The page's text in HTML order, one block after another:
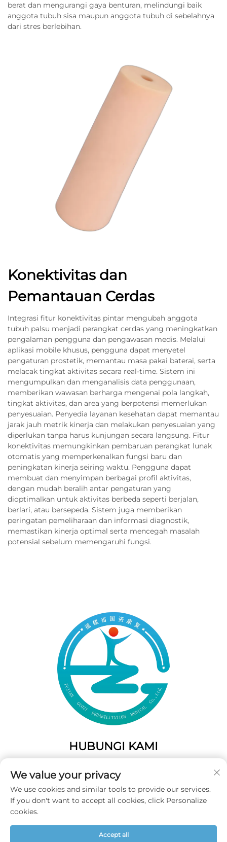
berat dan mengurangi gaya benturan, melindungi baik
anggota tubuh sisa maupun anggota tubuh di sebelahnya
dari stres berlebihan.
Konektivitas dan
Pemantauan Cerdas
Integrasi fitur konektivitas pintar mengubah anggota
tubuh palsu menjadi perangkat cerdas yang meningkatkan
pengalaman pengguna dan pengawasan medis. Melalui
aplikasi mobile khusus, pengguna dapat menyetel
pengaturan prostetik, memantau masa pakai baterai, serta
melacak tingkat aktivitas secara real-time. Sistem ini
mengumpulkan dan menganalisis data penggunaan,
memberikan wawasan berharga mengenai pola langkah,
tingkat aktivitas, dan area yang berpotensi memerlukan
penyesuaian. Penyedia layanan kesehatan dapat memantau
jarak jauh metrik kinerja dan melakukan penyesuaian yang
diperlukan tanpa harus kunjungan secara langsung. Fitur
konektivitas memungkinkan pembaruan perangkat lunak
otomatis yang memperkenalkan fungsi baru dan
peningkatan kinerja seiring waktu. Pengguna dapat
membuat dan menyimpan berbagai profil aktivitas,
dengan mudah beralih antar pengaturan yang
dioptimalkan untuk aktivitas berbeda seperti berjalan,
berlari, atau bersepeda. Sistem juga memberikan
peringatan pemeliharaan dan informasi diagnostik,
memastikan kinerja optimal serta mencegah masalah
potensial sebelum memengaruhi fungsi.
HUBUNGI KAMI
Tiongkok
Telp:+86-19859128239
E-Mail:
We value your privacy
We use cookies and similar tools to provide our services.
If you don't want to accept all cookies, click Personalize
cookies.
Accept all